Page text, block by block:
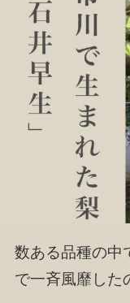
数ある品種の中
で一斉風靡した